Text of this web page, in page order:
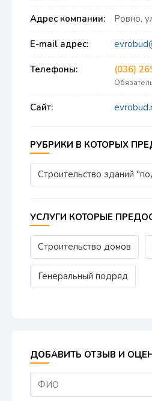
Адрес компании: Ровно,
E-mail адрес:
Телефоны: (036)
Сайт:
РУБРИКИ В КОТОРЫХ
Строительство зданий
УСЛУГИ КОТОРЫЕ
Строительство домов
Генеральный подряд
ДОБАВИТЬ ОТЗЫВ И